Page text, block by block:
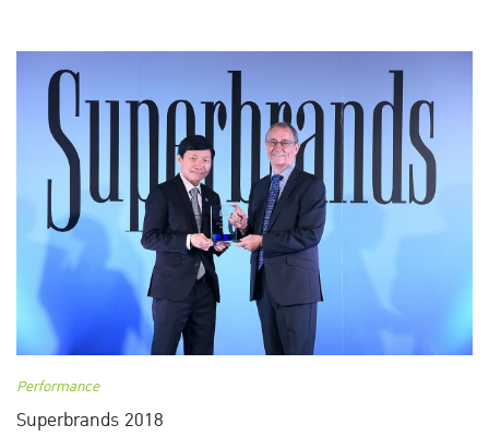
Performance
Superbrands 2018